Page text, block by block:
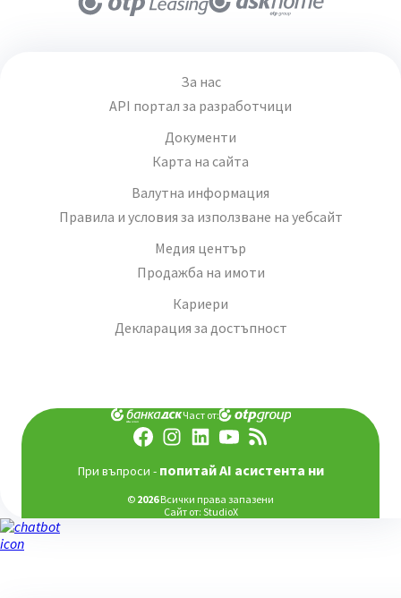
За нас
API портал за разработчици
Документи
Карта на сайта
Валутна информация
Правила и условия за използване на уебсайт
Медия център
Продажба на имоти
Кариери
Декларация за достъпност
Част от:
При въпроси - попитай AI асистента ни
© 2026Всички права запазени
Сайт от: StudioX